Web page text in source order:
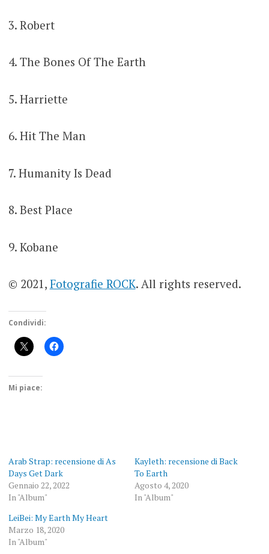
3. Robert
4. The Bones Of The Earth
5. Harriette
6. Hit The Man
7. Humanity Is Dead
8. Best Place
9. Kobane
© 2021, Fotografie ROCK. All rights reserved.
Condividi:
Mi piace:
Arab Strap: recensione di As
Days Get Dark
Gennaio 22, 2022
In "Album"
Kayleth: recensione di Back
To Earth
Agosto 4, 2020
In "Album"
LeiBei: My Earth My Heart
Marzo 18, 2020
In "Album"